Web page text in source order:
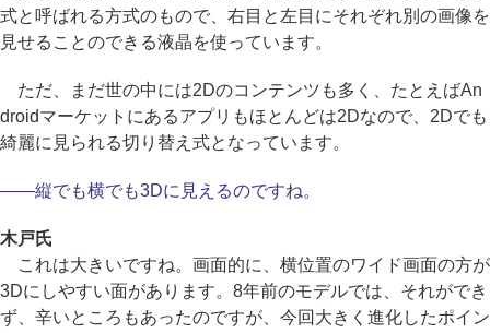
式と呼ばれる方式のもので、右目と左目にそれぞれ別の画像を
見せることのできる液晶を使っています。
ただ、まだ世の中には2Dのコンテンツも多く、たとえばAn
droidマーケットにあるアプリもほとんどは2Dなので、2Dでも
綺麗に見られる切り替え式となっています。
――縦でも横でも3Dに見えるのですね。
木戸氏
これは大きいですね。画面的に、横位置のワイド画面の方が
3Dにしやすい面があります。8年前のモデルでは、それができ
ず、辛いところもあったのですが、今回大きく進化したポイン